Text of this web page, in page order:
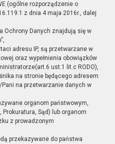
(ogólne rozporządzenie o
z dnia 4 maja 2016r., dalej
Ochrony Danych znajdują się w
adresu IP, są przetwarzane w
oraz wypełnienia obowiązków
ust.1 lit.c RODO),
na stronie będącego adresem
na przetwarzanie danych w
organom państwowym,
Sąd) lub organom
z prowadzonym
przekazywane do państwa